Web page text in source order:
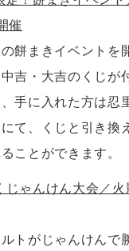
催
餅まきイベントを
吉・大吉のくじが
手に入れた方は忍
て、くじと引き換
ことができます。
ゃんけん大会／火
トがじゃんけんで